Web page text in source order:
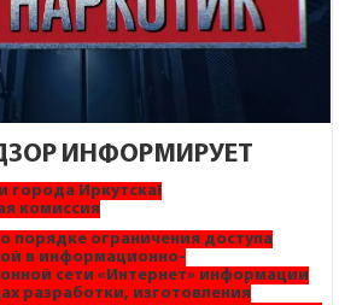
ИНФОРМИРУЕТ
города Иркутска!
комиссия
порядке ограничения доступа
в информационно-
сети «Интернет» информации
разработки, изготовления